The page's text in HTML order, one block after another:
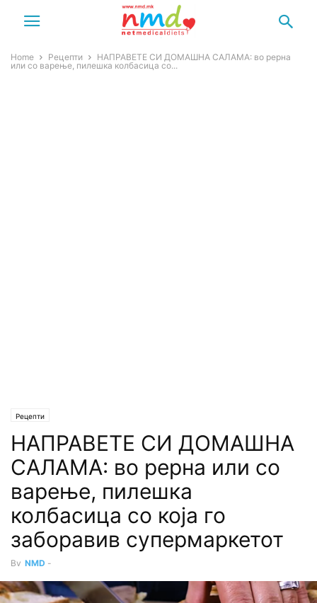
Home Рецепти
НАПРАВЕТЕ СИ ДОМАШНА САЛАМА: во рерна
или со варење, пилешка колбасица со...
Рецепти
НАПРАВЕТЕ СИ ДОМАШНА
САЛАМА: во рерна или со
варење, пилешка
колбасица со која го
заборавив супермаркетот
By NMD -